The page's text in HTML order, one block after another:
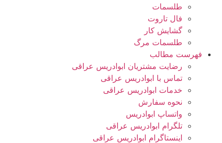
طلسمات
فال تاروت
گشایش کار
طلسمات مرگ
فهرست مطالب
رضایت مشتریان ابوادریس عراقی
تماس با ابوادریس عراقی
خدمات ابوادریس عراقی
نحوه سفارش
واتساپ ابوادریس
تلگرام ابوادریس عراقی
اینستاگرام ابوادریس عراقی